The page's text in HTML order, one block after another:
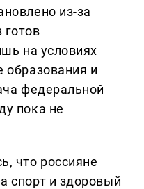
из-за
на условиях
образования и
федеральной
пока не
что россияне
спорт и здоровый